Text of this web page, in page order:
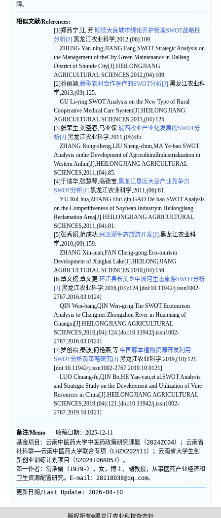
障。
相似文献/References:
[1]郑燕宁,江 芳.顺德大良城市绿化养护管理SWOT战略性
分析[J].黑龙江农业科学,2012,(06):109.
ZHENG Yan-ning,JIANG Fang.SWOT Strategic Analysis on
the Management of theCity Green Maintenance in Daliang
District of Shunde City[J].HEILONGJIANG
AGRICULTURAL SCIENCES,2012,(04):109.
[2]谷丽颖.新型农村合作医疗的SWOT分析[J].黑龙江农业科
学,2013,(03):125.
GU Li-ying.SWOT Analysis on the New Type of Rural
Cooperative Medical Care System[J].HEILONGJIANG
AGRICULTURAL SCIENCES,2013,(04):125.
[3]张荣生,刘圣春,马业保. 皖西农业产业化发展的SWOT分
析[J].黑龙江农业科学,2011,(05):85.
ZHANG Rong-sheng,LIU Sheng-chun,MA Ye-bao.SWOT
Analysis onthe Development of AgriculturalIndustrialization in
Western Anhui[J].HEILONGJIANG AGRICULTURAL
SCIENCES,2011,(04):85.
[4]于瑞华,张慧琴,高德宝.黑龙江垦区大豆产业竞争力
SWOT分析[J].黑龙江农业科学,2011,(06):81.
YU Rui-hua,ZHANG Hui-qin,GAO De-bao.SWOT Analysis
on the Competitiveness of Soybean Industryin Heilongjiang
Reclamation Area[J].HEILONGJIANG AGRICULTURAL
SCIENCES,2011,(04):81.
[5]张秀娟,范成功.兴凯湖生态旅游开发[J].黑龙江农业科
学,2010,(09):159.
ZHANG Xiu-juan,FAN Cheng-gong.Eco-tourism
Development of Xingkai Lake[J].HEILONGJIANG
AGRICULTURAL SCIENCES,2010,(04):159.
[6]覃文榜,覃文更.环江县长美乡中洲河生态旅游SWOT分析
[J].黑龙江农业科学,2016,(03):124.[doi:10.11942/j.issn1002-
2767.2016.03.0124]
QIN Wen-bang,QIN Wen-geng.The SWOT Ecotourism
Analysis to Changmei Zhongzhou River in Huanjiang of
Guangxi[J].HEILONGJIANG AGRICULTURAL
SCIENCES,2016,(04):124.[doi:10.11942/j.issn1002-
2767.2016.03.0124]
[7]罗创福,秦波,何艳燕,等. 中国藤本植物资源开发利用
SWOT分析及策略研究[J].黑龙江农业科学,2019,(10):121.
[doi:10.11942/j.issn1002-2767.2019.10.0121]
LUO Chuang-fu,QIN Bo,HE Yan-yan,et al.SWOT Analysis
and Strategic Study on the Development and Utilization of Vine
Resources in China[J].HEILONGJIANG AGRICULTURAL
SCIENCES,2019,(04):121.[doi:10.11942/j.issn1002-
2767.2019.10.0121]
备注/Memo
收稿日期：2025-12-11
基金项目：云南中医药大学中医药政策研究课题（2024ZC04）；云南省
社科联——云南中医药大学联合专项（LHZX202511）；云南省大学生创
新创业训练计划项目（S20241068057）。
第一作者：常浩娟（1979-），女，博士，副教授，从事医药产业经济和
卫生资源配置研究。E-mail：28118038@qq.com。
更新日期/Last Update: 2026-04-10
版权所有©黑龙江农业科技杂志社